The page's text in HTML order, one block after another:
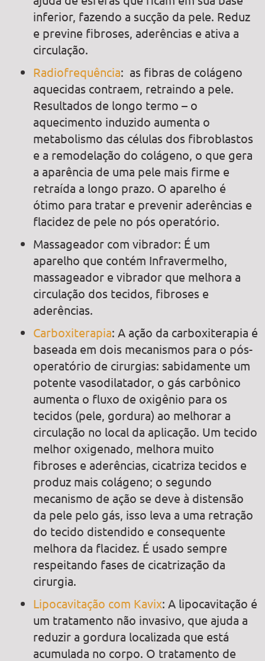
inferior, fazendo a sucção da pele. Reduz
e previne fibroses, aderências e ativa a
circulação.
Radiofrequência: as fibras de colágeno
aquecidas contraem, retraindo a pele.
Resultados de longo termo – o
aquecimento induzido aumenta o
metabolismo das células dos fibroblastos
e a remodelação do colágeno, o que gera
a aparência de uma pele mais firme e
retraída a longo prazo. O aparelho é
ótimo para tratar e prevenir aderências e
flacidez de pele no pós operatório.
Massageador com vibrador: É um
aparelho que contém Infravermelho,
massageador e vibrador que melhora a
circulação dos tecidos, fibroses e
aderências.
Carboxiterapia: A ação da carboxiterapia é
baseada em dois mecanismos para o pós-
operatório de cirurgias: sabidamente um
potente vasodilatador, o gás carbônico
aumenta o fluxo de oxigênio para os
tecidos (pele, gordura) ao melhorar a
circulação no local da aplicação. Um tecido
melhor oxigenado, melhora muito
fibroses e aderências, cicatriza tecidos e
produz mais colágeno; o segundo
mecanismo de ação se deve à distensão
da pele pelo gás, isso leva a uma retração
do tecido distendido e consequente
melhora da flacidez. É usado sempre
respeitando fases de cicatrização da
cirurgia.
Lipocavitação com Kavix: A lipocavitação é
um tratamento não invasivo, que ajuda a
reduzir a gordura localizada que está
acumulada no corpo. O tratamento de